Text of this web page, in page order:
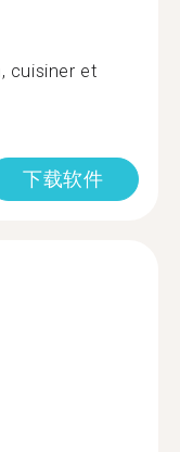
cuisiner et
下载软件